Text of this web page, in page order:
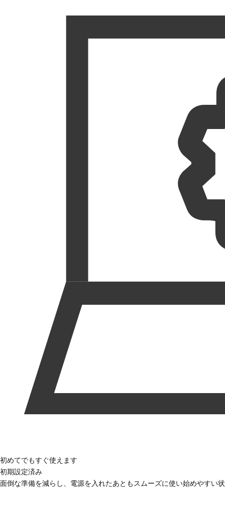
初めてでもすぐ使えます
初期設定済み
面倒な準備を減らし、電源を入れたあともスムーズに使い始めやすい